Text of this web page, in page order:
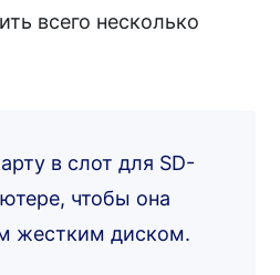
всего несколько
в слот для SD-
чтобы она
жестким диском.